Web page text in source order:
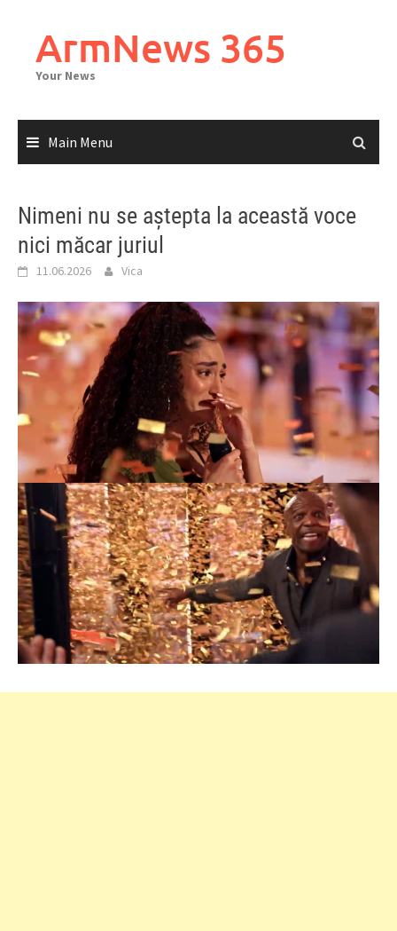
contentArmNews 365
Your News
Main Menu
Nimeni nu se aștepta la această voce
nici măcar juriul
11.06.2026 Vica